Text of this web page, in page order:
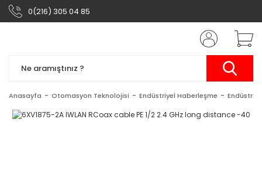
0(216) 305 04 85
Anasayfa Otomasyon Teknolojisi Endüstriyel Haberleşme